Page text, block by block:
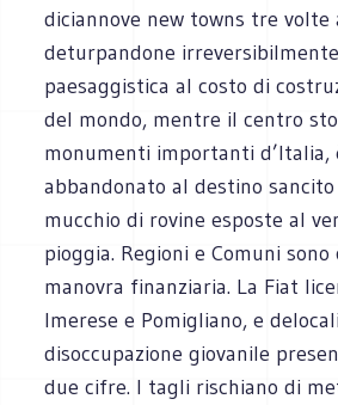
diciannove new towns tre volte
deturpandone
paesaggistica al costo di
del mondo, mentre il centro
monumenti importanti d’Italia,
abbandonato al destino
mucchio di rovine esposte al
pioggia. Regioni e Comuni
manovra finanziaria. La Fiat
Imerese e Pomigliano, e
disoccupazione giovanile
due cifre. I tagli rischiano di